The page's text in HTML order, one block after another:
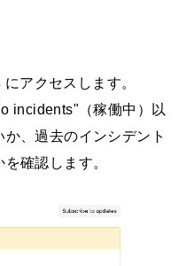
にアクセスします。
incidents"（稼働中）以
、過去のインシデント
確認します。